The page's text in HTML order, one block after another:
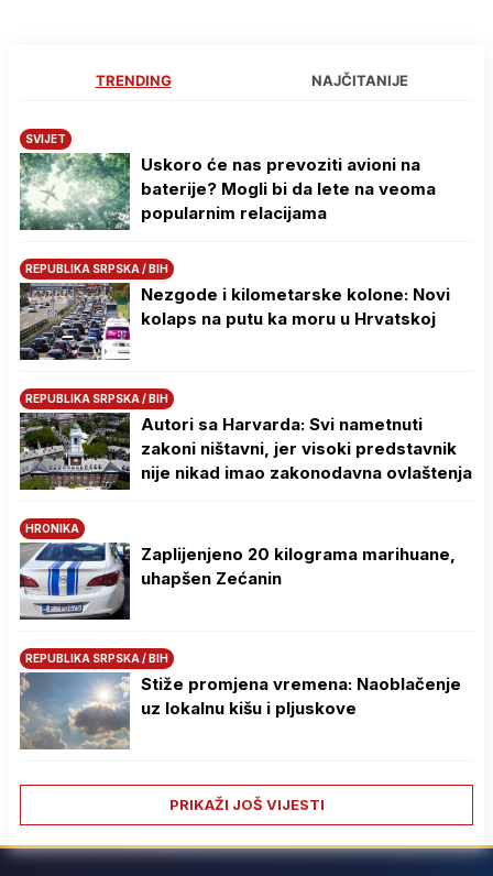
TRENDING NAJČITANIJE
SVIJET
Uskoro će nas prevoziti avioni na
baterije? Mogli bi da lete na veoma
popularnim relacijama
REPUBLIKA SRPSKA / BIH
Nezgode i kilometarske kolone: Novi
kolaps na putu ka moru u Hrvatskoj
REPUBLIKA SRPSKA / BIH
Autori sa Harvarda: Svi nametnuti
zakoni ništavni, jer visoki predstavnik
nije nikad imao zakonodavna ovlaštenja
HRONIKA
Zaplijenjeno 20 kilograma marihuane,
uhapšen Zećanin
REPUBLIKA SRPSKA / BIH
Stiže promjena vremena: Naoblačenje
uz lokalnu kišu i pljuskove
PRIKAŽI JOŠ VIJESTI